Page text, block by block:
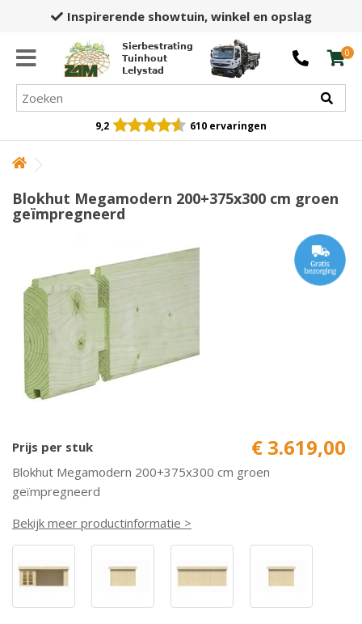
Inspirerende showtuin,winkel en opslag
Sierbestrating
Tuinhout
Lelystad
0
9,2 610 ervaringen
Blokhut Megamodern 200+375x300 cm groen
geïmpregneerd
Prijs per stuk € 3.619,00
Blokhut Megamodern 200+375x300 cm groen
geïmpregneerd
Bekijk meer productinformatie >